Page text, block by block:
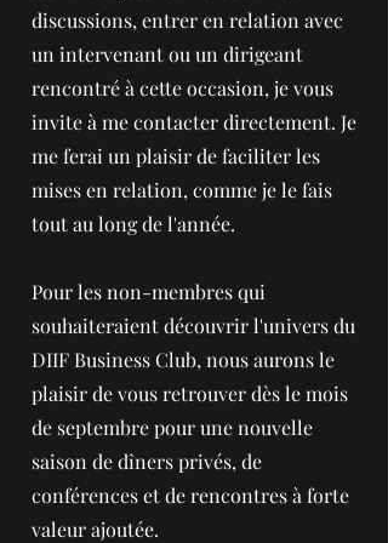
discussions, entrer en relation avec
un intervenant ou un dirigeant
rencontré à cette occasion, je vous
invite à me contacter directement. Je
me ferai un plaisir de faciliter les
mises en relation, comme je le fais
tout au long de l'année.
Pour les non-membres qui
souhaiteraient découvrir l'univers du
DIIF Business Club, nous aurons le
plaisir de vous retrouver dès le mois
de septembre pour une nouvelle
saison de dîners privés, de
conférences et de rencontres à forte
valeur ajoutée.